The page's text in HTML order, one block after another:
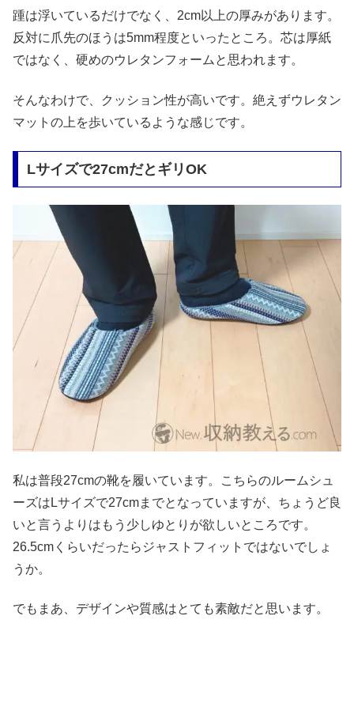
踵は浮いているだけでなく、2cm以上の厚みがあります。
反対に爪先のほうは5mm程度といったところ。芯は厚紙
ではなく、硬めのウレタンフォームと思われます。
そんなわけで、クッション性が高いです。絶えずウレタン
マットの上を歩いているような感じです。
Lサイズで27cmだとギリOK
私は普段27cmの靴を履いています。こちらのルームシュ
ーズはLサイズで27cmまでとなっていますが、ちょうど良
いと言うよりはもう少しゆとりが欲しいところです。
26.5cmくらいだったらジャストフィットではないでしょ
うか。
でもまあ、デザインや質感はとても素敵だと思います。